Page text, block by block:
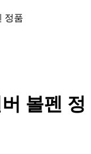
정품
볼펜 정